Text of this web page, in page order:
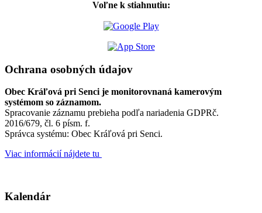
Voľne k stiahnutiu:
Ochrana osobných údajov
Obec Kráľová pri Senci je monitorovnaná kamerovým
systémom so záznamom.
Spracovanie záznamu prebieha podľa nariadenia GDPRč.
2016/679, čl. 6 písm. f.
Správca systému: Obec Kráľová pri Senci.
Viac informácií nájdete tu
Kalendár